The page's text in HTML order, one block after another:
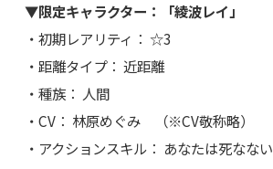
▼限定キャラクター：「綾波レイ」
・初期レアリティ： ☆3
・距離タイプ： 近距離
・種族： 人間
・CV： 林原めぐみ （※CV敬称略）
・アクションスキル： あなたは死なな